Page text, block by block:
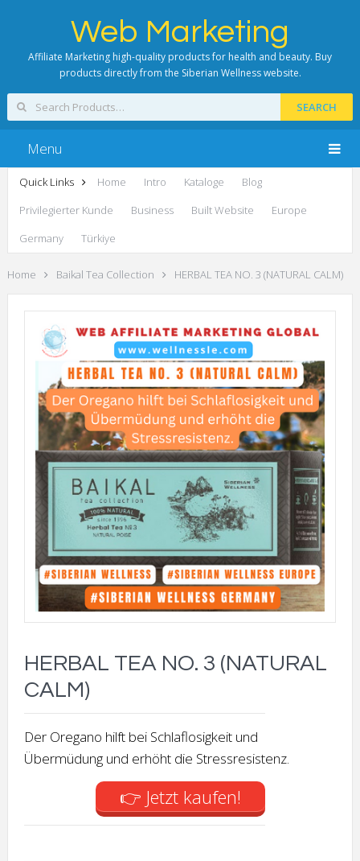
Web Marketing
Affiliate Marketing high-quality products for health and beauty. Buy
products directly from the Siberian Wellness website.
SEARCH
Menu
Quick Links Home Intro Kataloge
Blog
Privilegierter Kunde
Business Built Website
Europe
Germany
Türkiye
Home Baikal Tea Collection HERBAL TEA NO. 3 (NATURAL CALM)
HERBAL TEA NO. 3 (NATURAL
CALM)
Der Oregano hilft bei Schlaflosigkeit und
Übermüdung und erhöht die Stressresistenz.
👉 Jetzt kaufen!